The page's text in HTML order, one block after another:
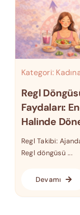
Kategori:
Regl
Faydaları:
Halinde
Regl Takibi:
Regl döngüsü ...
Devamı